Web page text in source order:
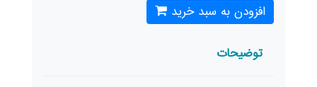
افزودن به سبد خرید
توضیحات